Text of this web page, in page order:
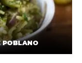
POBLANO